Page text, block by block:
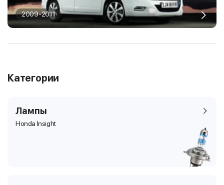
2009-2011
Категории
Лампы
Honda Insight